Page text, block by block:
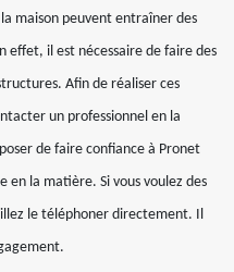
maison peuvent entraîner des
effet, il est nécessaire de faire des
Afin de réaliser ces
un professionnel en la
de faire confiance à Pronet
en la matière. Si vous voulez des
le téléphoner directement. Il